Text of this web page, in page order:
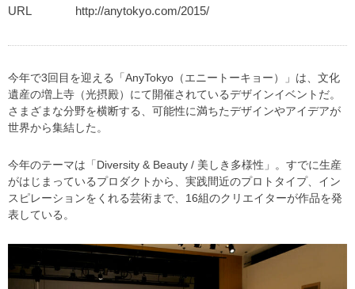
URL http://anytokyo.com/2015/
今年で3回目を迎える「AnyTokyo（エニートーキョー）」は、文化
遺産の増上寺（光摂殿）にて開催されているデザインイベントだ。
さまざまな分野を横断する、可能性に満ちたデザインやアイデアが
世界から集結した。
今年のテーマは「Diversity & Beauty / 美しき多様性」。すでに生産
がはじまっているプロダクトから、実践間近のプロトタイプ、イン
スピレーションをくれる芸術まで、16組のクリエイターが作品を発
表している。